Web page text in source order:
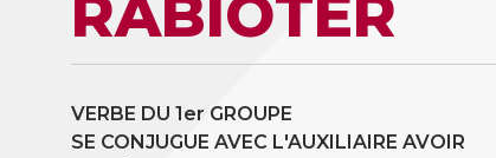
RABIOTER
VERBE DU 1er GROUPE
SE CONJUGUE AVEC L'AUXILIAIRE AVOIR